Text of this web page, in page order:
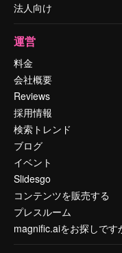
法人向け
運営
料金
会社概要
Reviews
採用情報
検索トレンド
ブログ
イベント
Slidesgo
コンテンツを販売する
プレスルーム
magnific.aiをお探しです